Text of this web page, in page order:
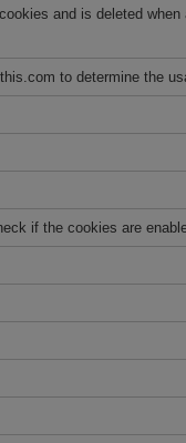
and is deleted when
to determine the
if the cookies are